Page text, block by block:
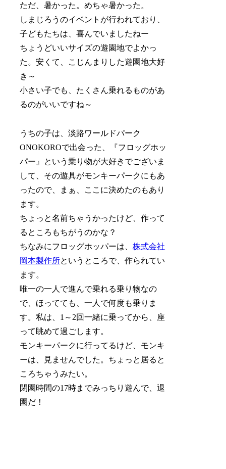
ただ、暑かった。めちゃ暑かった。
しまじろうのイベントが行われており、
子どもたちは、喜んでいましたねー
ちょうどいいサイズの遊園地でよかっ
た。安くて、こじんまりした遊園地大好
き～
小さい子でも、たくさん乗れるものがあ
るのがいいですね～
うちの子は、淡路ワールドパーク
ONOKOROで出会った、『フロッグホッ
パー』という乗り物が大好きでございま
して、その遊具がモンキーパークにもあ
ったので、まぁ、ここに決めたのもあり
ます。
ちょっと名前ちゃうかったけど、作って
るところもちがうのかな？
ちなみにフロッグホッパーは、株式会社
岡本製作所というところで、作られてい
ます。
唯一の一人で進んで乗れる乗り物なの
で、ほってても、一人で何度も乗りま
す。私は、1～2回一緒に乗ってから、座
って眺めて過ごします。
モンキーパークに行ってるけど、モンキ
ーは、見ませんでした。ちょっと居ると
ころちゃうみたい。
閉園時間の17時までみっちり遊んで、退
園だ！